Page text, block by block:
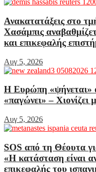
Ανακατατάξεις στο
Χασάμπις
και επικεφαλής
Αυγ 5, 2026
Η Ευρώπη «ψήνεται»
«παγώνει» – Χιονίζει
Αυγ 5, 2026
SOS από τη Θέουτα
«Η κατάσταση είναι
επικεφαλής του